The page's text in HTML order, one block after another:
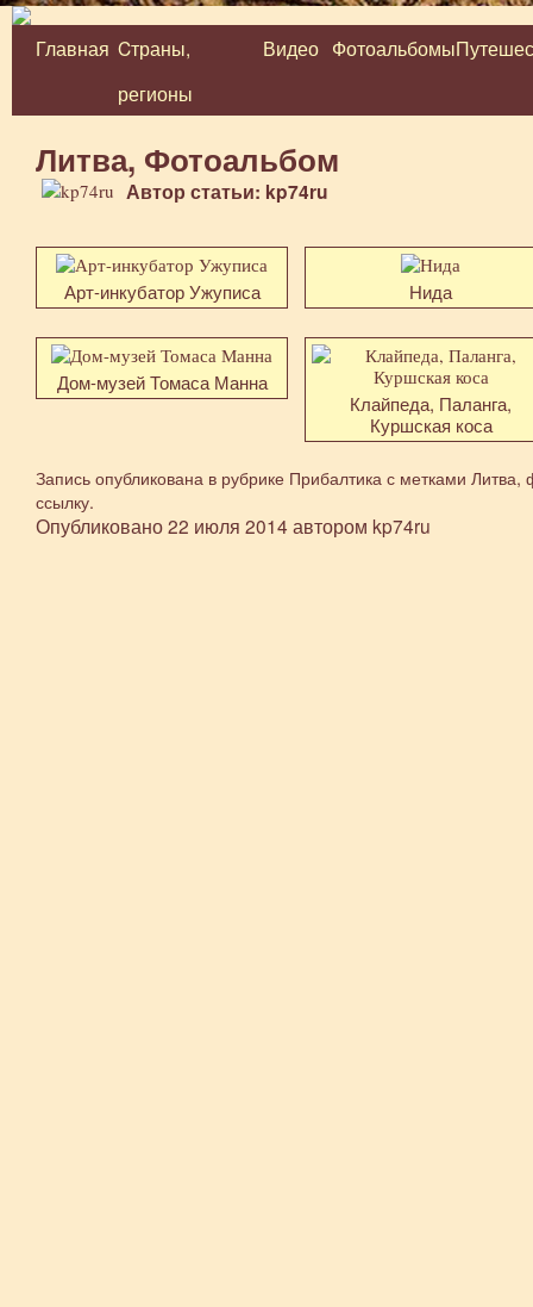
Перейти
Главная Cтраны,
регионы
Видео Фотоальбомы
Литва, Фотоальбом
Автор статьи: kp74ru
Арт-инкубатор Ужуписа Нида
Дом-музей Томаса Манна
Клайпеда, Паланга,
Куршская коса
Запись опубликована в рубрике Прибалтика с метками Литва,
ссылку.
Опубликовано22 июля 2014 автором kp74ru